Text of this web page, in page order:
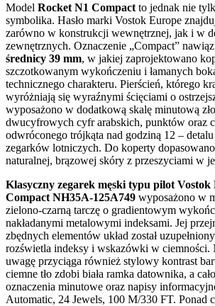
Model Rocket N1 Compact to jednak nie
symbolika. Hasło marki Vostok Europe
zarówno w konstrukcji wewnętrznej, jak i w
zewnętrznych. Oznaczenie „Compact”
średnicy 39 mm, w jakiej zaprojektowano
szczotkowanym wykończeniu i łamanych
technicznego charakteru. Pierścień, którego
wyróżniają się wyraźnymi ścięciami o
wyposażono w dodatkową skalę minutową
dwucyfrowych cyfr arabskich, punktów oraz
odwróconego trójkąta nad godziną 12 –
zegarków lotniczych. Do koperty dopasowano
naturalnej, brązowej skóry z przeszyciami w
Klasyczny zegarek męski typu pilot Vostok
Compact NH35A-125A749 wyposażono w
zielono-czarną tarczę o gradientowym
nakładanymi metalowymi indeksami. Jej
zbędnych elementów układ został
rozświetla indeksy i wskazówki w ciemności.
uwagę przyciąga również stylowy kontrast
ciemne tło zdobi biała ramka datownika, a
oznaczenia minutowe oraz napisy
Automatic, 24 Jewels, 100 M/330 FT. Ponad